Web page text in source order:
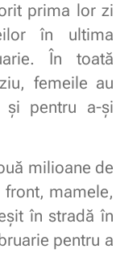
prima lor zi
în ultima
În toată
femeile au
şi pentru a-şi
milioane de
mamele,
în stradă în
pentru a